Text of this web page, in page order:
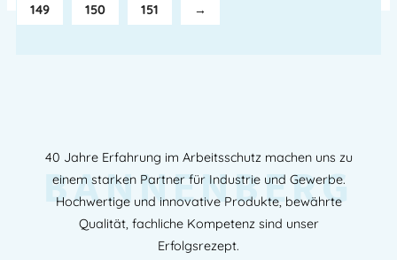
149
150 151 →
40 Jahre Erfahrung im Arbeitsschutz machen uns zu
einem starken Partner für Industrie und Gewerbe.
Hochwertige und innovative Produkte, bewährte
Qualität, fachliche Kompetenz sind unser
Erfolgsrezept.
BANNENBERG